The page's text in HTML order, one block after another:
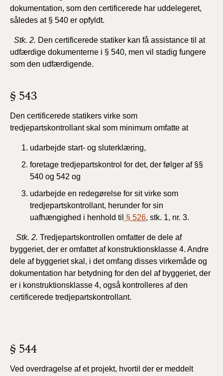
dokumentation, som den certificerede har uddelegeret,
således at § 540 er opfyldt.
Stk. 2. Den certificerede statiker kan få assistance til at
udfærdige dokumenterne i § 540, men vil stadig fungere
som den udfærdigende.
§ 543
Den certificerede statikers virke som
tredjepartskontrollant skal som minimum omfatte at
udarbejde start- og sluterklæring,
foretage tredjepartskontrol for det, der følger af §§
540 og 542 og
udarbejde en redegørelse for sit virke som
tredjepartskontrollant, herunder for sin
uafhængighed i henhold til § 526, stk. 1, nr. 3.
Stk. 2. Tredjepartskontrollen omfatter de dele af
byggeriet, der er omfattet af konstruktionsklasse 4. Andre
dele af byggeriet skal, i det omfang disses virkemåde og
dokumentation har betydning for den del af byggeriet, der
er i konstruktionsklasse 4, også kontrolleres af den
certificerede tredjepartskontrollant.
§ 544
Ved overdragelse af et projekt, hvortil der er meddelt